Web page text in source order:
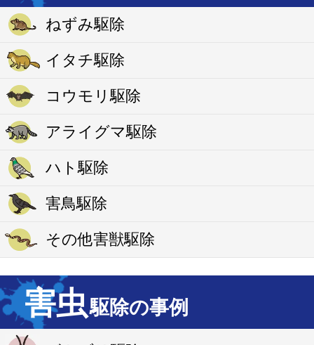
ねずみ駆除
イタチ駆除
コウモリ駆除
アライグマ駆除
ハト駆除
害鳥駆除
その他害獣駆除
害虫駆除の事例